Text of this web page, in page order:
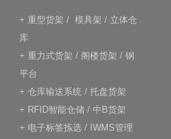
+ 重型货架 / 模具架 / 立体仓
库
+ 重力式货架 / 阁楼货架 / 钢
平台
+ 仓库输送系统 / 托盘货架
+ RFID智能仓储 / 中B货架
+ 电子标签拣选 / IWMS管理